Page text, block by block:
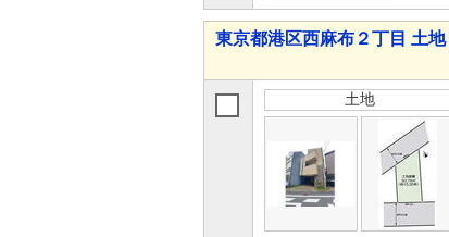
東京都港区西麻布２丁目 土地
土地